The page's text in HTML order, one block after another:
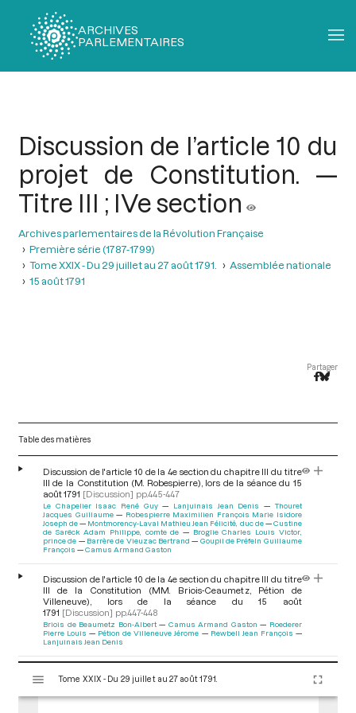
ARCHIVES
PARLEMENTAIRES
Discussion de l’article 10 du
projet de Constitution. —
Titre III ; IVe section
Archives parlementaires de la Révolution Française
Première série (1787-1799)
Tome XXIX - Du 29 juillet au 27 août 1791.
Assemblée nationale
15 août 1791
Partager
Table des matières
Discussion de l'article 10 de la 4e section du chapitre III du titre
III de la Constitution (M. Robespierre), lors de la séance du 15
août 1791 [Discussion] pp.445-447
Le Chapelier Isaac René Guy Lanjuinais Jean Denis
Thouret
Jacques Guillaume
Robespierre Maximilien François Marie Isidore
Joseph de
Montmorency-Laval Mathieu Jean Félicité, duc de
Custine
de Sarëck Adam Philippe, comte de
Broglie Charles Louis Victor,
prince de
Barrère de Vieuzac Bertrand
Goupil de Préfeln Guillaume
François
Camus Armand Gaston
Discussion de l'article 10 de la 4e section du chapitre III du titre
III de la Constitution (MM. Briois-Ceaumetz, Pétion de
Villeneuve), lors de la séance du 15 août
1791 [Discussion] pp.447-448
Briois de Beaumetz Bon-Albert Camus Armand Gaston
Roederer
Pierre Louis
Pétion de Villeneuve Jérome
Rewbell Jean François
Lanjuinais Jean Denis
III de la Constitution (M. Barnave), lors de la séance du 15 août
s
Tome XXIX - Du 29 juillet au 27 août 1791.